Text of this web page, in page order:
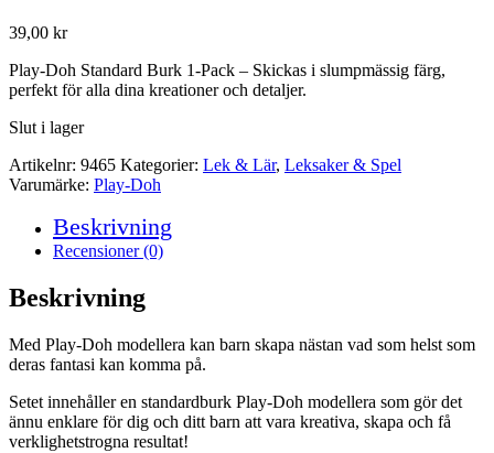
39,00 kr
Play-Doh Standard Burk 1-Pack – Skickas i slumpmässig färg,
perfekt för alla dina kreationer och detaljer.
Slut i lager
Artikelnr: 9465 Kategorier: Lek & Lär, Leksaker & Spel
Varumärke: Play-Doh
Beskrivning
Recensioner (0)
Beskrivning
Med Play-Doh modellera kan barn skapa nästan vad som helst som
deras fantasi kan komma på.
Setet innehåller en standardburk Play-Doh modellera som gör det
ännu enklare för dig och ditt barn att vara kreativa, skapa och få
verklighetstrogna resultat!